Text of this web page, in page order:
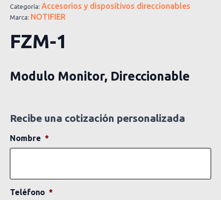
Categoría: Accesorios y dispositivos direccionables
Marca: NOTIFIER
FZM-1
Modulo Monitor, Direccionable
Recibe una cotización personalizada
Nombre *
Teléfono *